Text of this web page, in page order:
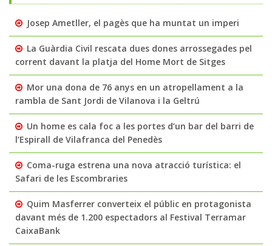
Josep Ametller, el pagès que ha muntat un imperi
La Guàrdia Civil rescata dues dones arrossegades pel
corrent davant la platja del Home Mort de Sitges
Mor una dona de 76 anys en un atropellament a la
rambla de Sant Jordi de Vilanova i la Geltrú
Un home es cala foc a les portes d’un bar del barri de
l’Espirall de Vilafranca del Penedès
Coma-ruga estrena una nova atracció turística: el
Safari de les Escombraries
Quim Masferrer converteix el públic en protagonista
davant més de 1.200 espectadors al Festival Terramar
CaixaBank